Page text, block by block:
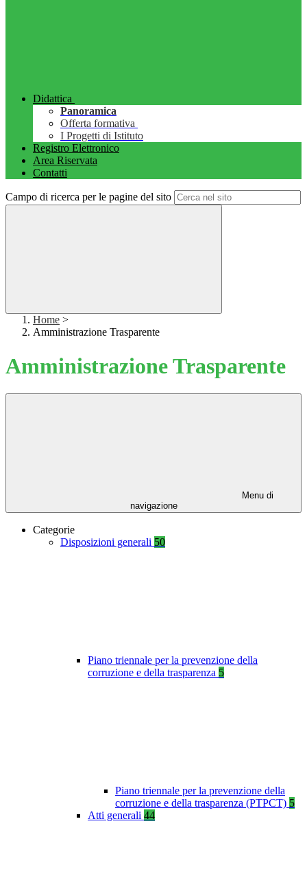
Didattica
Panoramica
Offerta formativa
I Progetti di Istituto
Registro Elettronico
Area Riservata
Contatti
Campo di ricerca per le pagine del sito
Home >
Amministrazione Trasparente
Amministrazione Trasparente
Menu di
navigazione
Categorie
Disposizioni generali 50
Piano triennale per la prevenzione della
corruzione e della trasparenza 5
Piano triennale per la prevenzione della
corruzione e della trasparenza (PTPCT) 5
Atti generali 44